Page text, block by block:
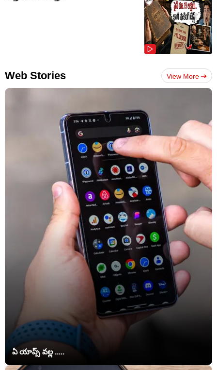
Web Stories View More
ఏ యాప్స్‌ వల్ల .....